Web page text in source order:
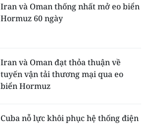
Iran và Oman thống nhất mở eo biển
Hormuz 60 ngày
Iran và Oman đạt thỏa thuận về
tuyến vận tải thương mại qua eo
biển Hormuz
Cuba nỗ lực khôi phục hệ thống điện